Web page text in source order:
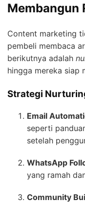
Membangun
Content marketing
pembeli membaca
berikutnya adalah
hingga mereka siap
Strategi
Email
seperti
setelah
WhatsApp
yang ramah
Community